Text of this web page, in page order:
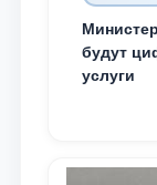
будут
услуги